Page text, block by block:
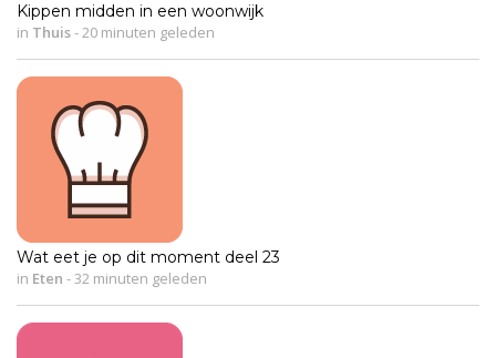
Kippen midden in een woonwijk
in Thuis-20 minuten geleden
Wat eet je op dit moment deel 23
in Eten -32 minuten geleden